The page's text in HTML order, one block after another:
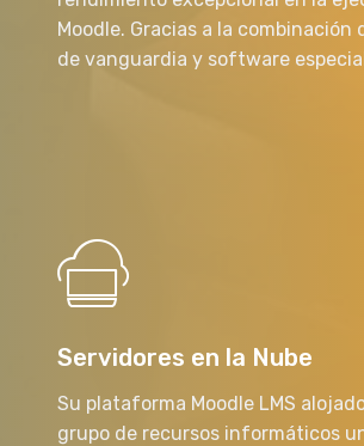
Moodle. Gracias a la combinación
de vanguardia y software
Servidores en la Nube
Su plataforma Moodle LMS
grupo de recursos informáticos